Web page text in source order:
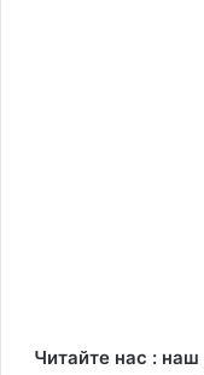
Читайте нас : наш